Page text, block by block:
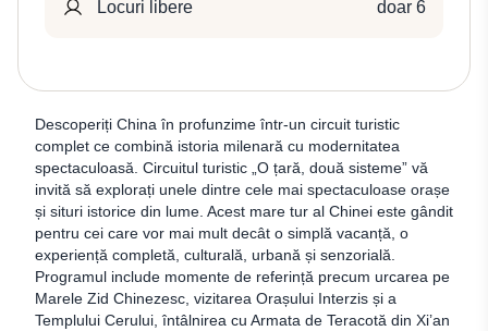
Descoperiți China în profunzime într-un circuit turistic
complet ce combină istoria milenară cu modernitatea
spectaculoasă. Circuitul turistic „O țară, două sisteme” vă
invită să explorați unele dintre cele mai spectaculoase orașe
și situri istorice din lume. Acest mare tur al Chinei este gândit
pentru cei care vor mai mult decât o simplă vacanță, o
experiență completă, culturală, urbană și senzorială.
Programul include momente de referință precum urcarea pe
Marele Zid Chinezesc, vizitarea Orașului Interzis și a
Templului Cerului, întâlnirea cu Armata de Teracotă din Xi’an
Locuri libere
doar 6